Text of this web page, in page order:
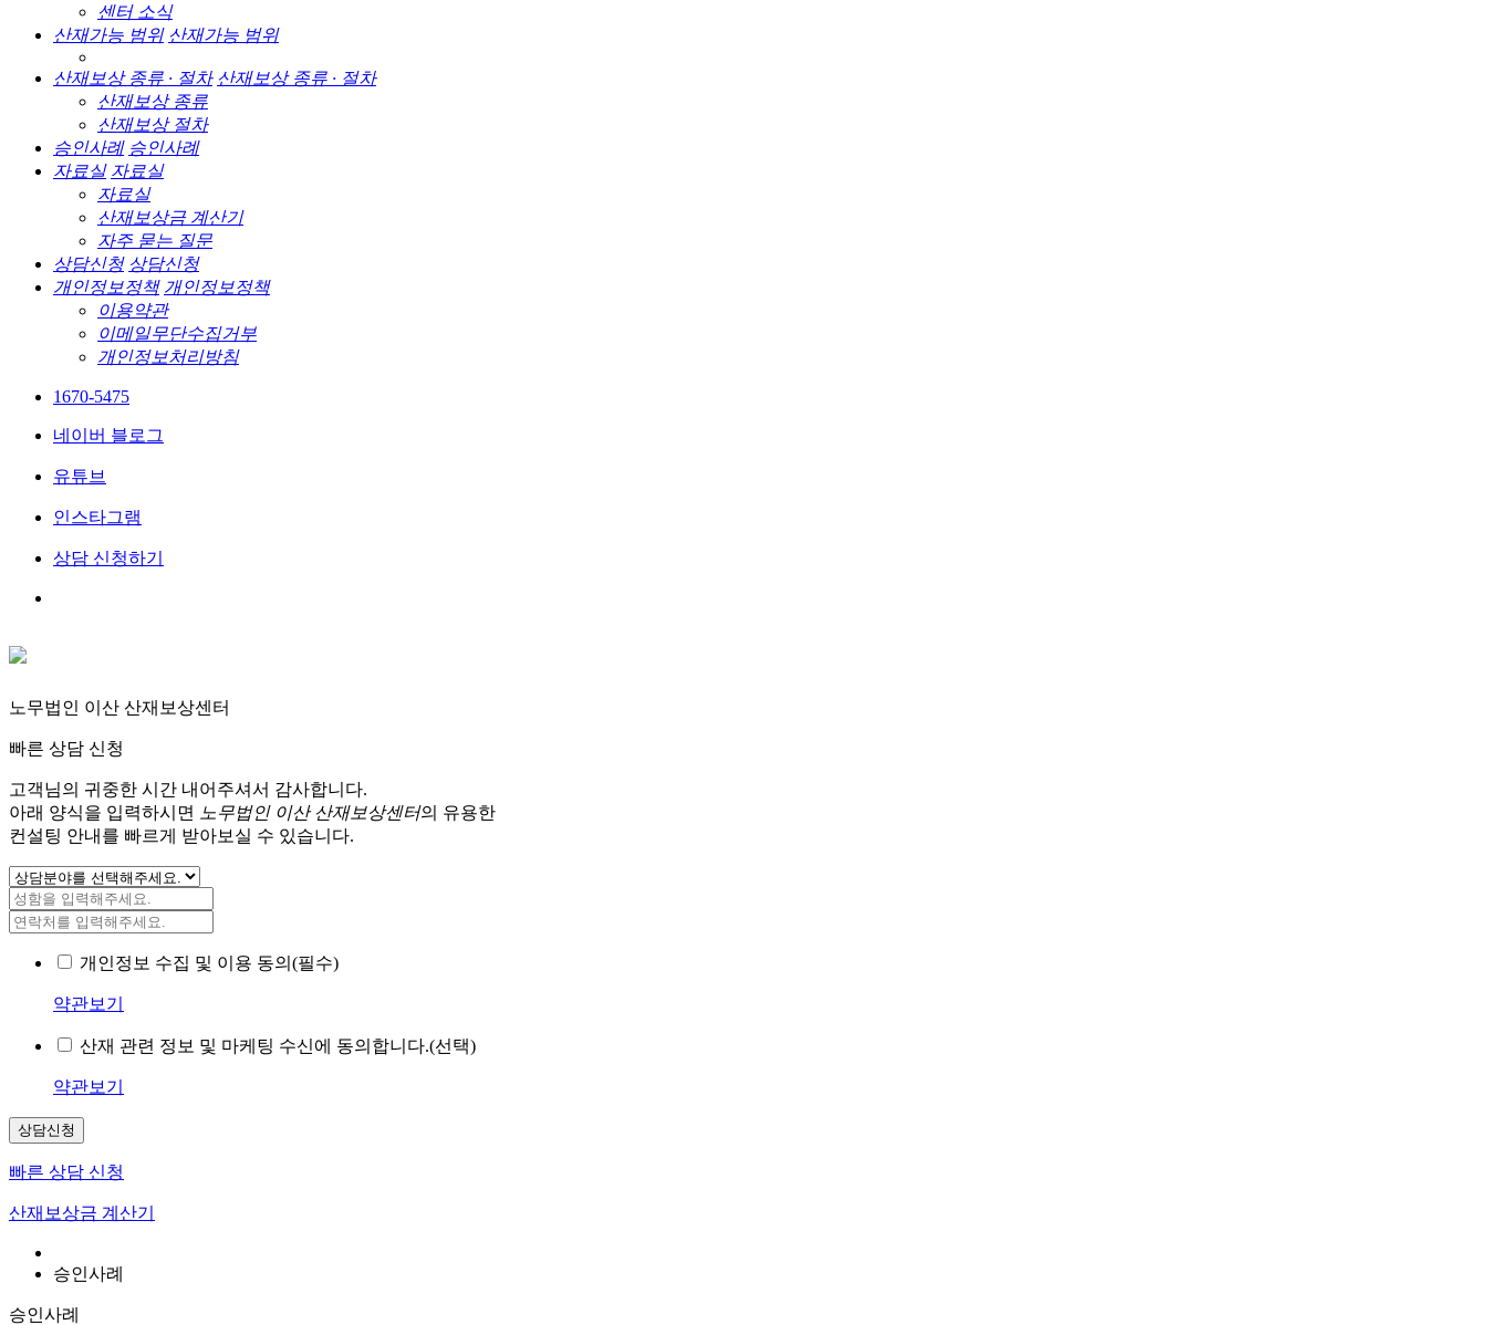
센터 소식
산재가능 범위 산재가능 범위
산재보상 종류 · 절차 산재보상 종류 · 절차
산재보상 종류
산재보상 절차
승인사례 승인사례
자료실 자료실
자료실
산재보상금 계산기
자주 묻는 질문
상담신청 상담신청
개인정보정책 개인정보정책
이용약관
이메일무단수집거부
개인정보처리방침
1670-5475
네이버 블로그
유튜브
인스타그램
상담 신청하기
노무법인 이산 산재보상센터
빠른 상담 신청
고객님의 귀중한 시간 내어주셔서 감사합니다.
아래 양식을 입력하시면
노무법인 이산 산재보상센터의 유용한
컨설팅 안내를 빠르게 받아보실 수 있습니다.
개인정보 수집 및 이용 동의(필수)
약관보기
산재 관련 정보 및 마케팅 수신에 동의합니다.(선택)
약관보기
상담신청
빠른 상담 신청
산재보상금 계산기
승인사례
승인사례